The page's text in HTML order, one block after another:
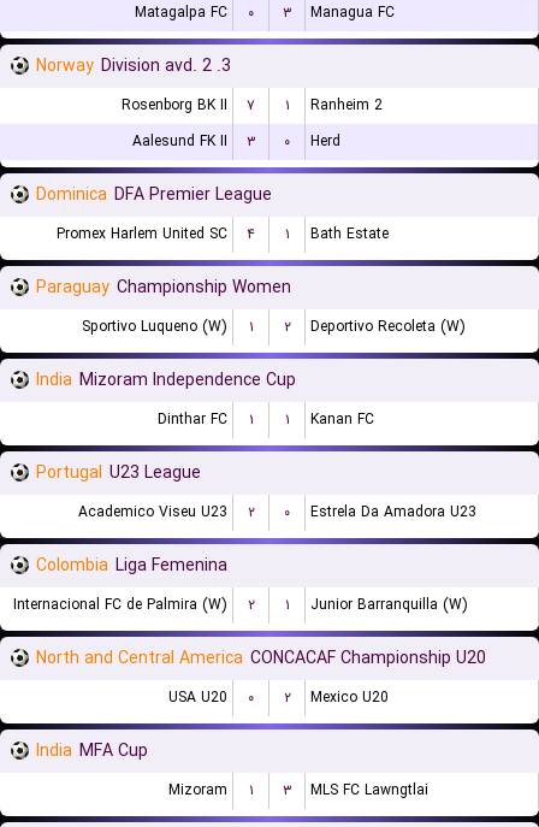
Matagalpa FC
۰ ۳ Managua FC
Norway 3. Division avd. 2
Rosenborg BK II ۷ ۱
Ranheim 2
Aalesund FK II
۳ ۰ Herd
Dominica DFA Premier League
Promex Harlem United SC ۴ ۱ Bath Estate
Paraguay Championship Women
Sportivo Luqueno (W) ۱ ۲ Deportivo Recoleta (W)
India Mizoram Independence Cup
Dinthar FC ۱ ۱ Kanan FC
Portugal U23 League
Academico Viseu U23 ۲ ۰ Estrela Da Amadora U23
Colombia Liga Femenina
Internacional FC de Palmira (W) ۲ ۱ Junior Barranquilla (W)
North and Central America CONCACAF Championship U20
USA U20 ۰ ۲ Mexico U20
India MFA Cup
Mizoram ۱ ۳ MLS FC Lawngtlai